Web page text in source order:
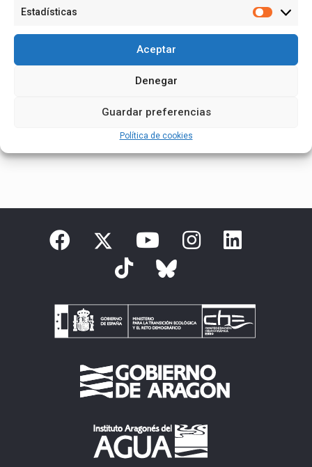
Estadísticas
Aceptar
Denegar
Guardar preferencias
Política de cookies
RECINTO
Plaza de la Constitución, 4
Fuentes de Ebro, España + Google Map
English(Inglés